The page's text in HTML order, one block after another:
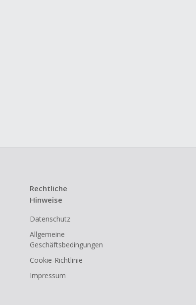
Rechtliche
Hinweise
Datenschutz
Allgemeine
Geschäftsbedingungen
Cookie-Richtlinie
Impressum